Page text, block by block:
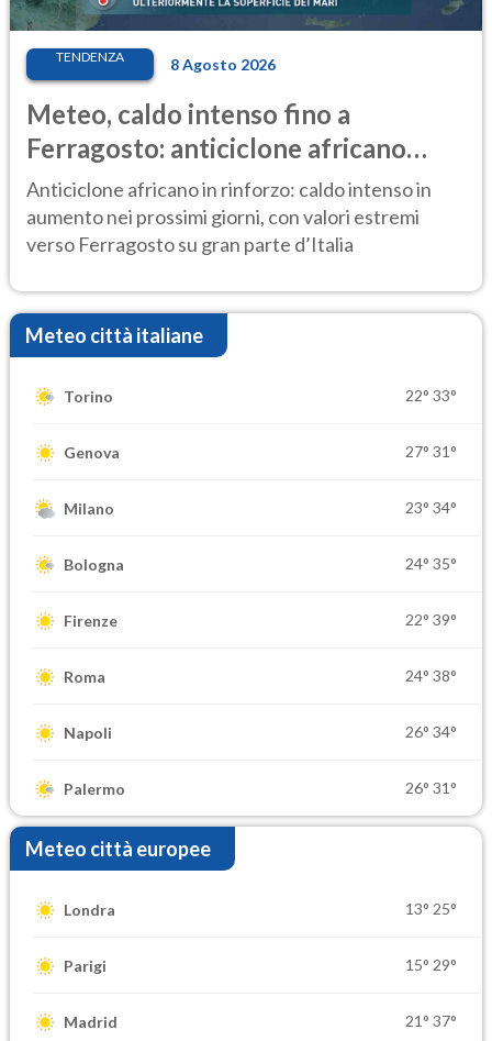
TENDENZA 8 Agosto 2026
Meteo, caldo intenso fino a
Ferragosto: anticiclone africano
ancora protagonista
Anticiclone africano in rinforzo: caldo intenso in
aumento nei prossimi giorni, con valori estremi
verso Ferragosto su gran parte d’Italia
Meteo città italiane
Torino 22° 33°
Genova 27° 31°
Milano 23° 34°
Bologna 24° 35°
Firenze 22° 39°
Roma 24° 38°
Napoli 26° 34°
Palermo 26° 31°
Meteo città europee
Londra 13° 25°
Parigi 15° 29°
Madrid 21° 37°